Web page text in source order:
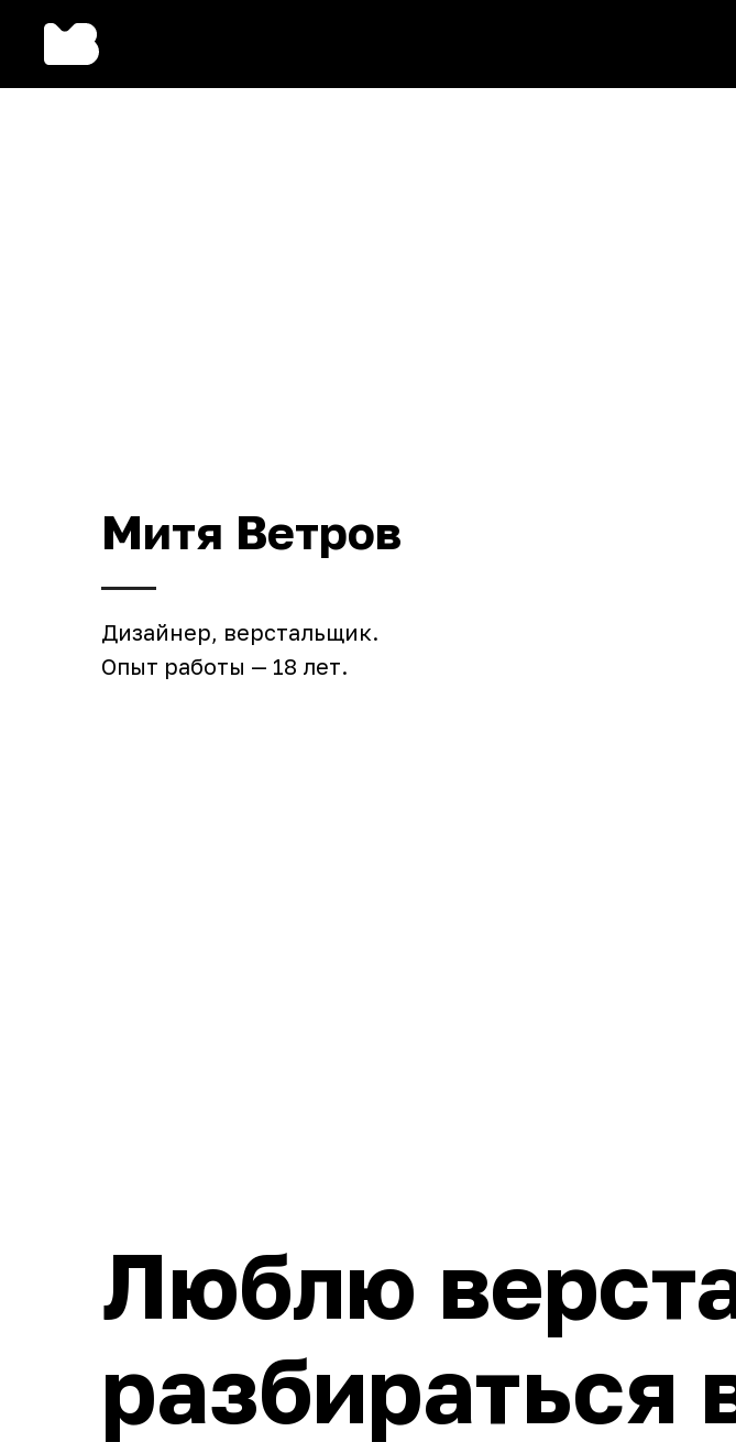
Митя Ветров
Дизайнер, верстальщик.
Опыт работы — 18 лет.
Люблю
разбираться